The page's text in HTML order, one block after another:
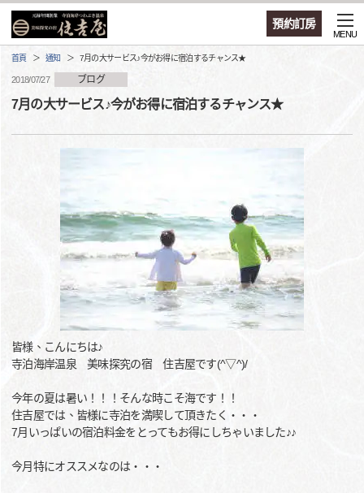
預約訂房
MENU
首頁 通知 7月の大サービス♪今がお得に宿泊するチャンス★
2018/07/27 ブログ
7月の大サービス♪今がお得に宿泊するチャンス★
皆様、こんにちは♪
寺泊海岸温泉 美味探究の宿 住吉屋です(^▽^)/
今年の夏は暑い！！！そんな時こそ海です！！
住吉屋では、皆様に寺泊を満喫して頂きたく・・・
7月いっぱいの宿泊料金をとってもお得にしちゃいました♪♪
今月特にオススメなのは・・・